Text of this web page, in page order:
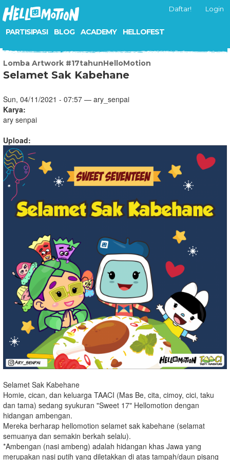
PARTISIPASI BLOG ACADEMY HELLOFEST
Daftar! Login
Lomba Artwork #17tahunHelloMotion
Selamet Sak Kabehane
Sun, 04/11/2021 - 07:57 — ary_senpai
Karya:
ary senpai
Upload:
Selamet Sak Kabehane
Homie, cican, dan keluarga TAACI (Mas Be, cita, cimoy, cici, taku
dan tama) sedang syukuran "Sweet 17" Hellomotion dengan
hidangan ambengan.
Mereka berharap hellomotion selamet sak kabehane (selamat
semuanya dan semakin berkah selalu).
*Ambengan (nasi ambeng) adalah hidangan khas Jawa yang
merupakan nasi putih yang diletakkan di atas tampah/daun pisang